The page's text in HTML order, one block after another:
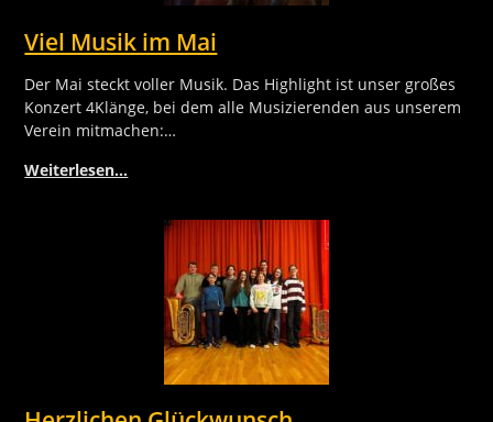
Viel Musik im Mai
Der Mai steckt voller Musik. Das Highlight ist unser großes
Konzert 4Klänge, bei dem alle Musizierenden aus unserem
Verein mitmachen:…
Weiterlesen…